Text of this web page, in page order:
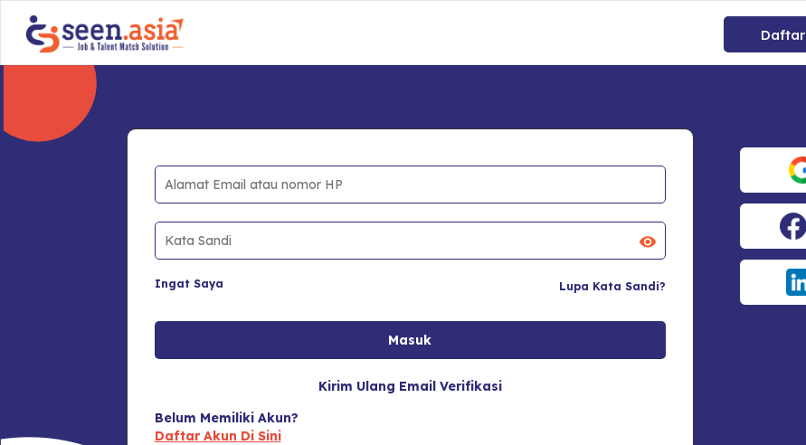
Daftar
Ingat Saya Lupa Kata Sandi?
Kirim Ulang Email Verifikasi
Belum Memiliki Akun?
Daftar Akun Di Sini